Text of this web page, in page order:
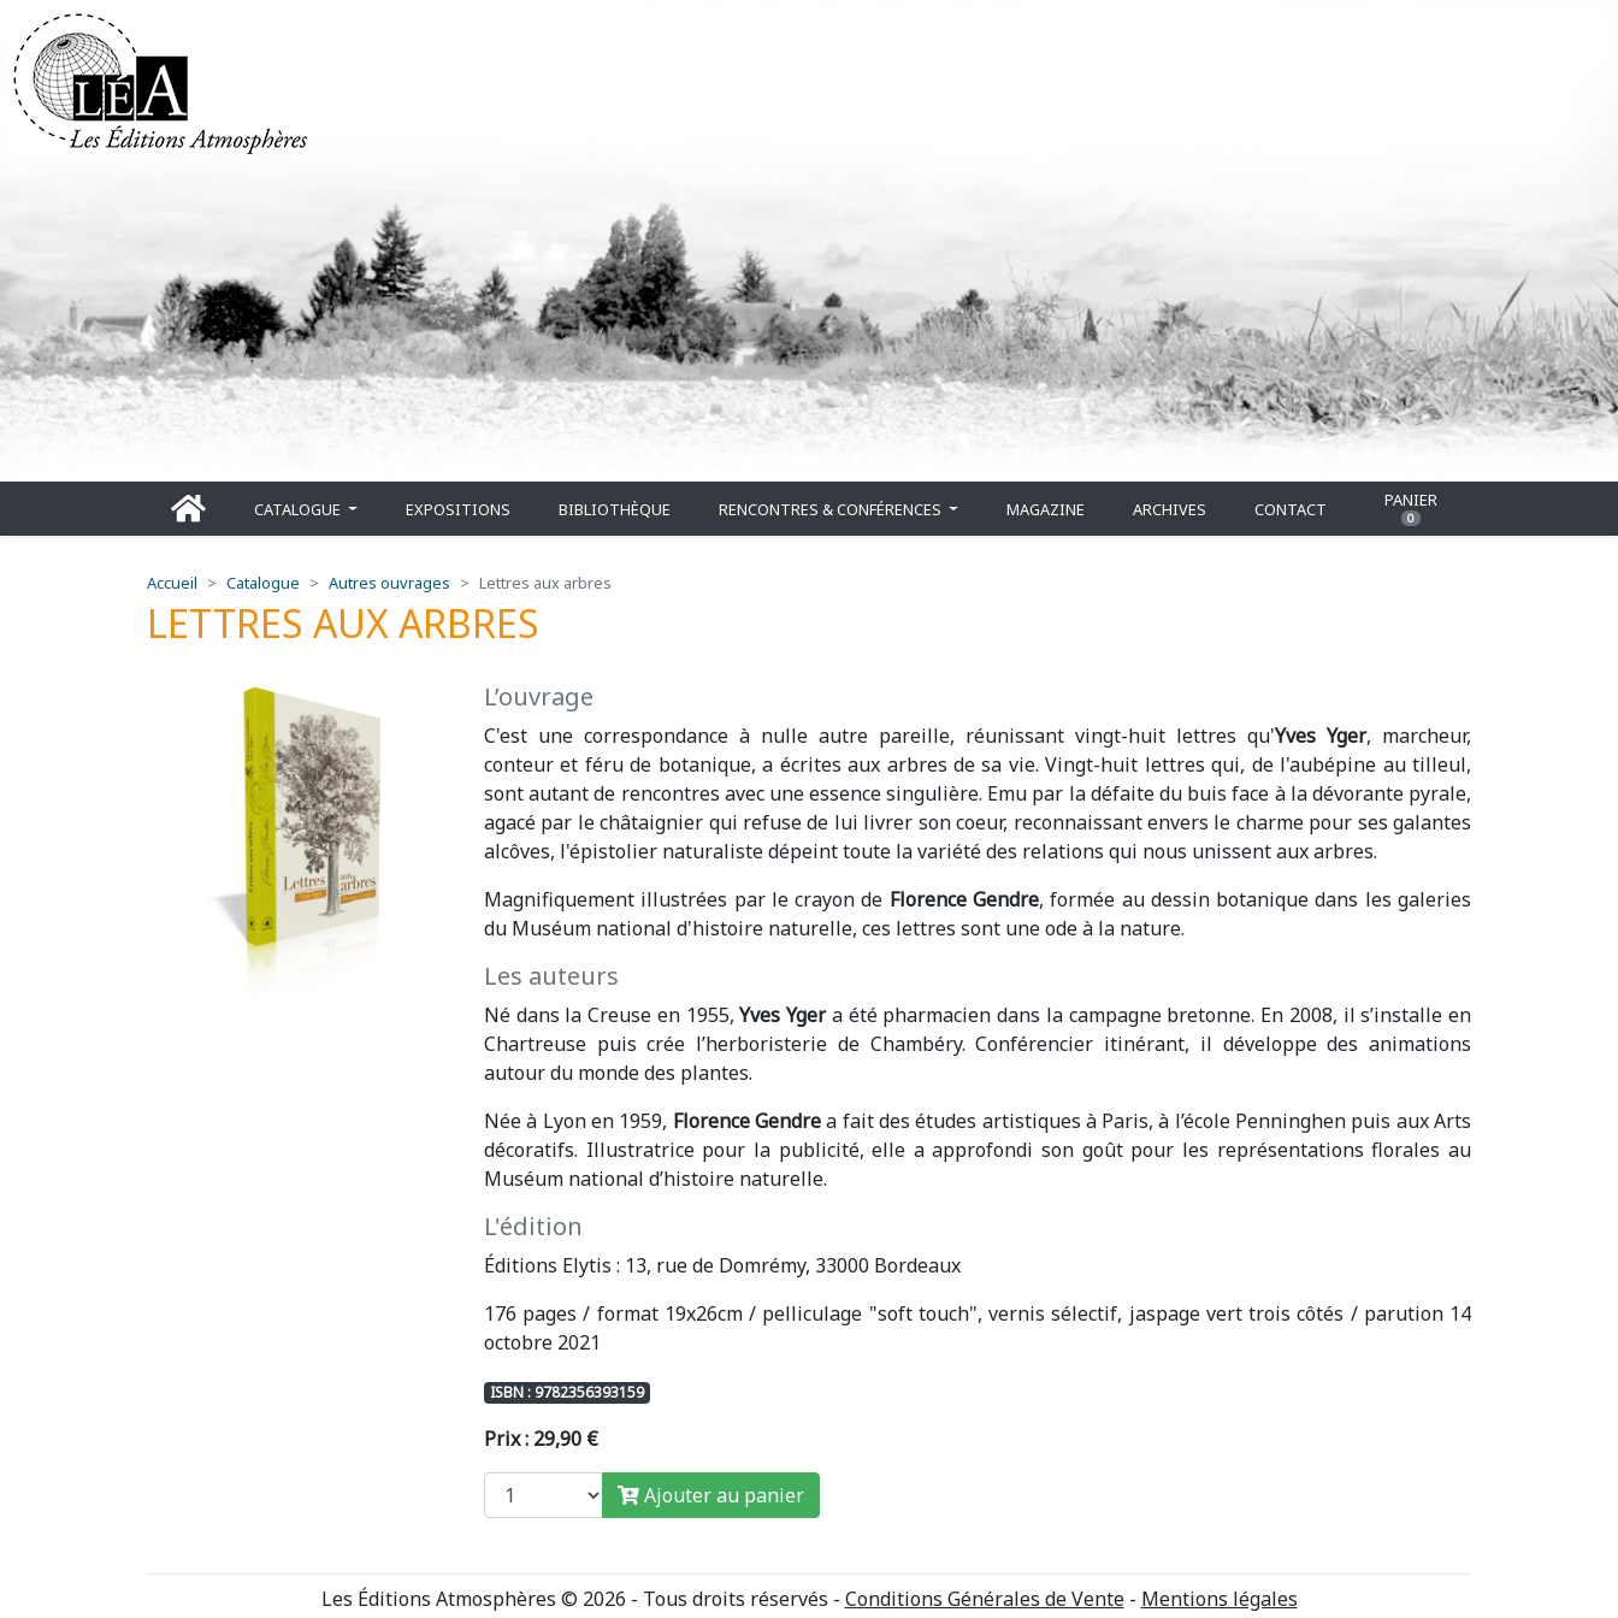
CATALOGUE EXPOSITIONS BIBLIOTHÈQUE RENCONTRES & CONFÉRENCES MAGAZINE ARCHIVES CONTACT PANIER
0
Accueil Catalogue Autres ouvrages Lettres aux arbres
LETTRES AUX ARBRES
L’ouvrage
C'est une correspondance à nulle autre pareille, réunissant vingt-huit lettres qu'Yves Yger, marcheur,
conteur et féru de botanique, a écrites aux arbres de sa vie. Vingt-huit lettres qui, de l'aubépine au tilleul,
sont autant de rencontres avec une essence singulière. Emu par la défaite du buis face à la dévorante pyrale,
agacé par le châtaignier qui refuse de lui livrer son coeur, reconnaissant envers le charme pour ses galantes
alcôves, l'épistolier naturaliste dépeint toute la variété des relations qui nous unissent aux arbres.
Magnifiquement illustrées par le crayon de Florence Gendre, formée au dessin botanique dans les galeries
du Muséum national d'histoire naturelle, ces lettres sont une ode à la nature.
Les auteurs
Né dans la Creuse en 1955,Yves Ygera été pharmacien dans la campagne bretonne. En 2008, il s’installe en
Chartreuse puis crée l’herboristerie de Chambéry. Conférencier itinérant, il développe des animations
autour du monde des plantes.
Née à Lyon en 1959, Florence Gendrea fait des études artistiques à Paris, à l’école Penninghen puis aux Arts
décoratifs. Illustratrice pour la publicité, elle a approfondi son goût pour les représentations florales au
Muséum national d’histoire naturelle.
L'édition
Éditions Elytis : 13, rue de Domrémy, 33000 Bordeaux
176 pages / format 19x26cm / pelliculage "soft touch", vernis sélectif, jaspage vert trois côtés / parution 14
octobre 2021
ISBN : 9782356393159
Prix : 29,90 €
Ajouter au panier
Les Éditions Atmosphères © 2026 - Tous droits réservés - Conditions Générales de Vente- Mentions légales